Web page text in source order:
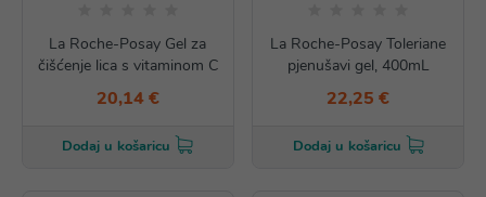
La Roche-Posay Gel za
čišćenje lica s vitaminom C
20,14 €
Dodaj u košaricu
La Roche-Posay Toleriane
pjenušavi gel, 400mL
22,25 €
Dodaj u košaricu